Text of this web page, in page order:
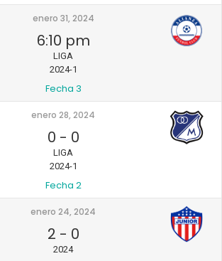
enero 31, 2024
6:10 pm
LIGA
2024-1
Fecha 3
enero 28, 2024
0 - 0
LIGA
2024-1
Fecha 2
enero 24, 2024
2 - 0
2024